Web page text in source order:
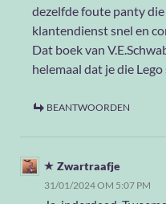
dezelfde foute panty
klantendienst snel en
Dat boek van
helemaal dat je die
BEANTWOORDEN
Zwartraafje
31/01/2024 OM 5:07 PM